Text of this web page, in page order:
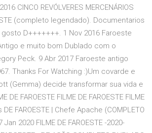
CINCO REVÓLVERES MERCENÁRIOS
(completo legendado). Documentarios
D+++++++. 1 Nov 2016 Faroeste
e muito bom Dublado com o
Peck. 9 Abr 2017 Faroeste antigo
Thanks For Watching :)Um covarde e
(Gemma) decide transformar sua vida e
DE FAROESTE FILME DE FAROESTE FILME
DE FAROESTE | Chefe Apache (COMPLETO
Jan 2020 FILME DE FAROESTE -2020-